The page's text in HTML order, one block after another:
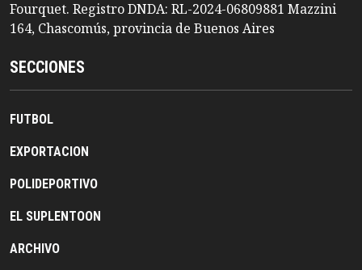
Fourquet. Registro DNDA: RL-2024-06809881 Mazzini
164, Chascomús, provincia de Buenos Aires
SECCIONES
FUTBOL
EXPORTACION
POLIDEPORTIVO
EL SUPLENTOON
ARCHIVO